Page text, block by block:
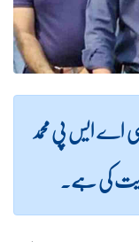
اے ایس پی محمد
کی ہے۔